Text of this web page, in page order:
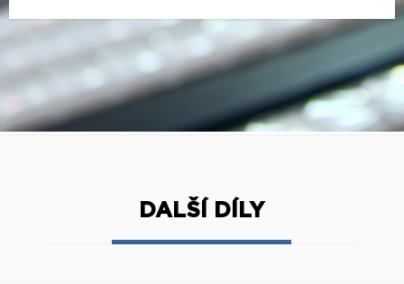
DALŠÍ DÍLY